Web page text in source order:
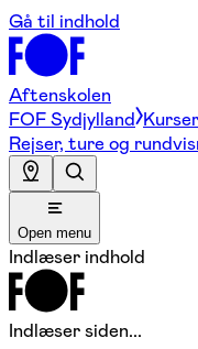
Gå til indhold
Aftenskolen
FOF Sydjylland Kurser
Rejser, ture og
Open menu
Indlæser indhold
Indlæser siden...